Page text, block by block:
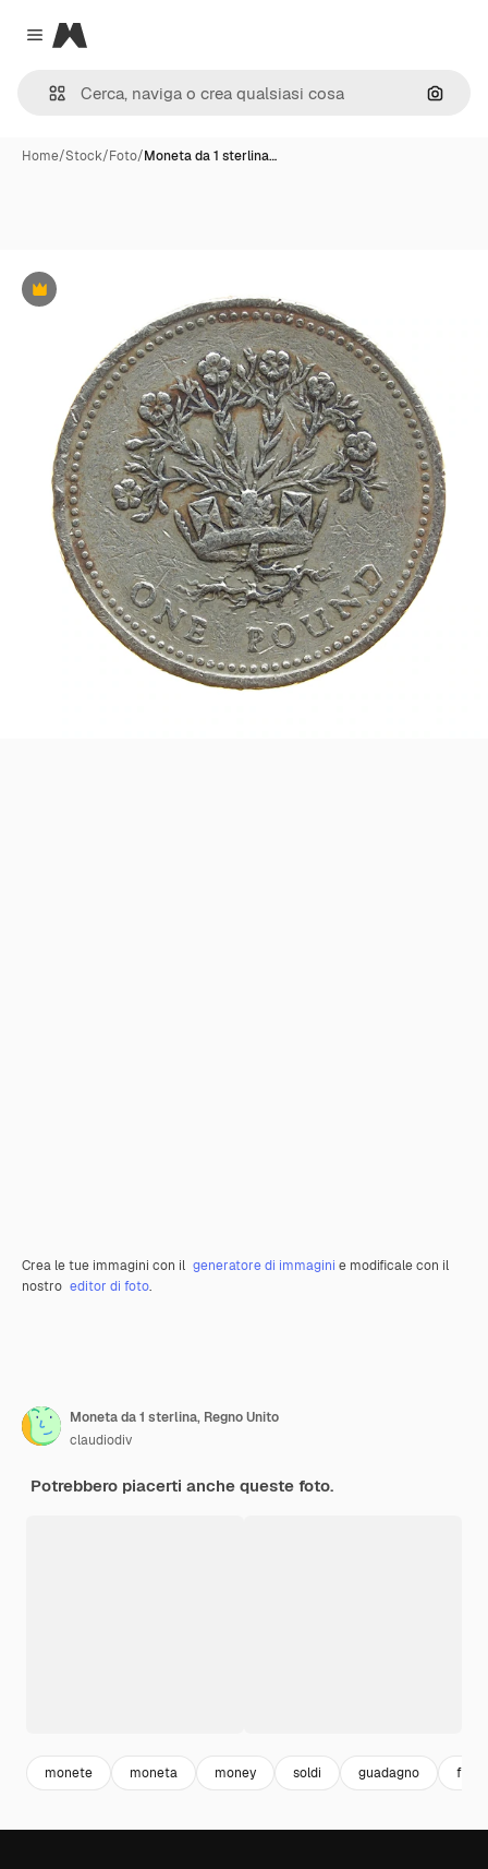
Close menu
Magnific
Cerca
Home/Stock/Foto/Moneta da 1 sterlina…
Premium
Crea le tue immagini con il generatore di immagini e modificale con il
nostro editor di foto.
Moneta da 1 sterlina, Regno Unito
claudiodiv
Potrebbero piacerti anche queste foto.
monete moneta money soldi guadagno